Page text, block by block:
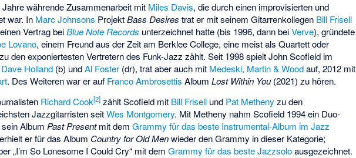
währende Zusammenarbeit mit Miles Davis, die durch einen improvisierten und
war. In Marc Johnsons ProjektBass Desires trat er mit seinem Gitarrenkollegen Bill Frisell
Vertrag beiBlue Note Records unterzeichnet hatte (bis 1996, dann beiVerve), gründete
Lovano, einem Freund aus der Zeit am Berklee College, eine meist als Quartett oder
den exponiertesten Vertretern des Funk-Jazz zählt. Seit 1998 spielt John Scofield im
Dave Holland (b) undAl Foster (dr), trat aber auch mit Medeski, Martin & Woodauf, 2012 mit
. Des Weiteren war er auf Franco Ambrosettis AlbumLost Within You(2021) zu hören.
Richard Cook[2] zählt Scofield mit Bill Frisell und Pat Metheny zu den
Jazzgitarristen seitWes Montgomery. Mit Metheny nahm Scofield 1994 ein Duo-
Album Past Presentmit demGrammy für das beste Instrumental-Album im Jazz
er für das Album Country for Old Menwieder den Grammy in dieser Kategorie;
„I’m So Lonesome I Could Cry“ mit demGrammy für das beste Jazzsoloausgezeichnet.